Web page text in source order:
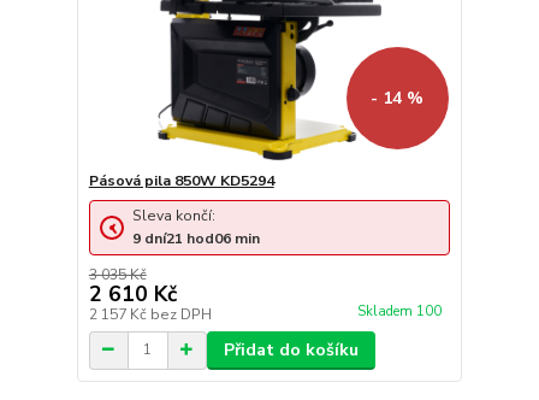
- 14 %
Pásová pila 850W KD5294
3 035 Kč
2 610 Kč
2 157 Kč bez DPH Skladem 100
Sleva končí:
9 dní21 hod06 min
Přidat do košíku